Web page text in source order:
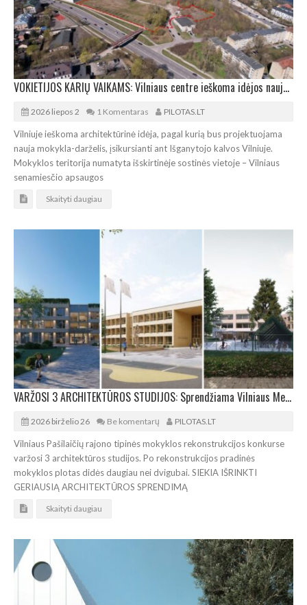
VOKIETIJOS KARIŲ VAIKAMS: Vilniaus centre ieškoma idėjos naujai mokyklai-darželiui
2026 liepos 2 1 Komentaras PILOTAS.LT
Vilniuje ieškoma architektūrinė idėja, pagal kurią bus projektuojama
nauja mokykla-darželis, įsikursianti ant Išganytojo kalvos Vilniuje.
Mokyklos teritorija numatyta išskirtinėje sostinės vietoje – Vilniaus
senamiesčio apsaugos
Skaityti daugiau
VARŽOSI 3 ARCHITEKTŪROS STUDIJOS: Sprendžiama Vilniaus Medeinos pradinės mokyklos ateitis
2026 birželio 26 Be komentarų PILOTAS.LT
Vilniaus Pašilaičių rajono tipinės mokyklos rekonstrukcijos konkurse
varžosi 3 architektūros studijos. Po rekonstrukcijos pradinės
mokyklos plotas didės daugiau nei dvigubai. SIEKIA IŠRINKTI
GERIAUSIĄ ARCHITEKTŪROS SPRENDIMĄ
Skaityti daugiau